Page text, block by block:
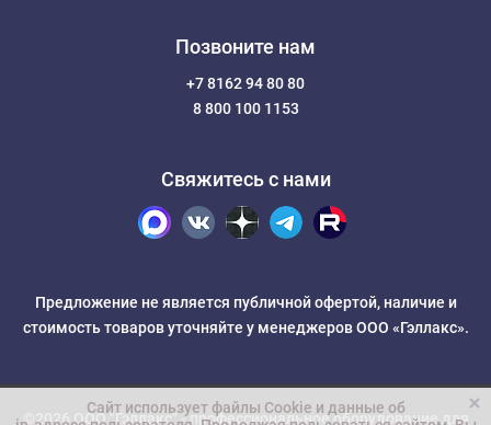
Позвоните нам
+7 8162 94 80 80
8 800 100 1153
Свяжитесь с нами
Предложение не является публичной офертой, наличие и
стоимость товаров уточняйте у менеджеров ООО «Гэллакс».
©2026 ООО "Гэллакс" -профессиональное оборудование для
Сайт использует файлы Cookie и данные об